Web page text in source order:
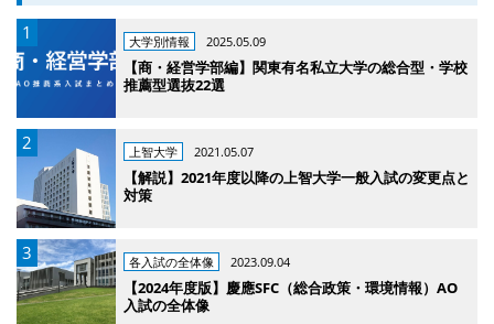
大学別情報 2025.05.09
【商・経営学部編】関東有名私立大学の総合型・学校
推薦型選抜22選
上智大学 2021.05.07
【解説】2021年度以降の上智大学一般入試の変更点と
対策
各入試の全体像 2023.09.04
【2024年度版】慶應SFC（総合政策・環境情報）AO
入試の全体像